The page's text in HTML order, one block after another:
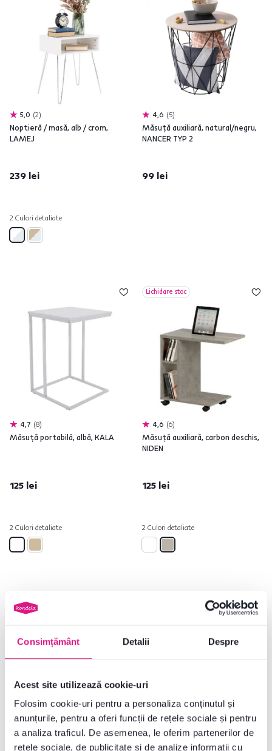
Consimțământ Detalii Despre
Acest site utilizează cookie-uri
Folosim cookie-uri pentru a personaliza conținutul și
anunțurile, pentru a oferi funcții de rețele sociale și pentru
a analiza traficul. De asemenea, le oferim partenerilor de
rețele sociale, de publicitate și de analize informații cu
5,0 2
Noptieră / masă, alb / crom,
LAMEJ
239 lei
2 Culori detaliate
4,6 5
Măsuţă auxiliară, natural/negru,
NANCER TYP 2
99 lei
4,7 8
Măsuţă portabilă, albă, KALA
125 lei
2 Culori detaliate
Lichidare stoc
4,6 6
Măsuţă auxiliară, carbon deschis,
NIDEN
125 lei
2 Culori detaliate
Lichidare stoc
5,0 2
Masă laterală / de noapte, stejar Măsuţă auxiliară/noptieră,